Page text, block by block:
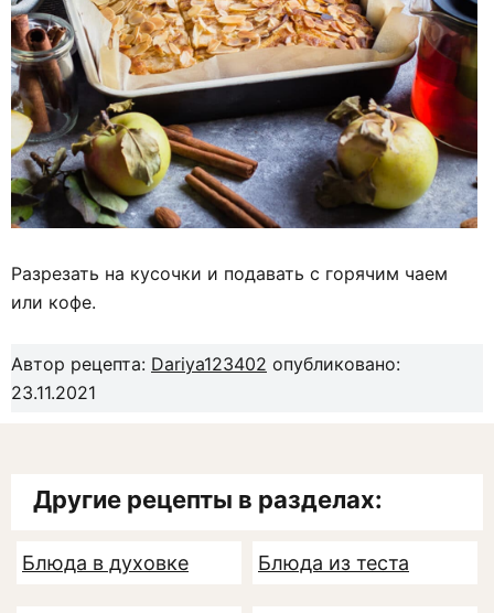
Разрезать на кусочки и подавать с горячим чаем
или кофе.
Автор рецепта: Dariya123402 опубликовано:
23.11.2021
Другие рецепты в разделах:
Блюда в духовке Блюда из теста